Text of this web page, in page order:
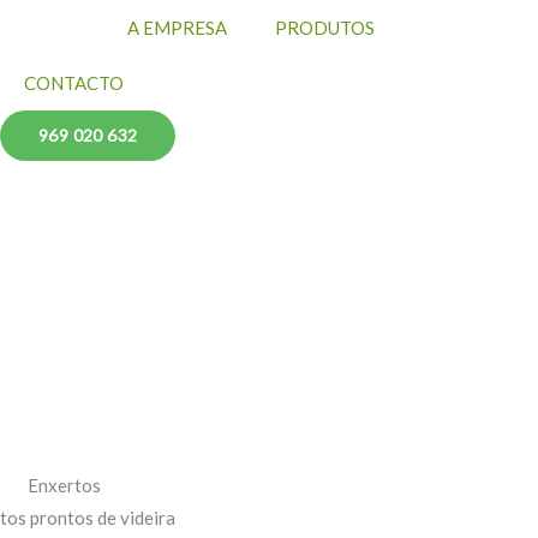
A EMPRESA PRODUTOS
CONTACTO
969 020 632
Enxertos
prontos de videira